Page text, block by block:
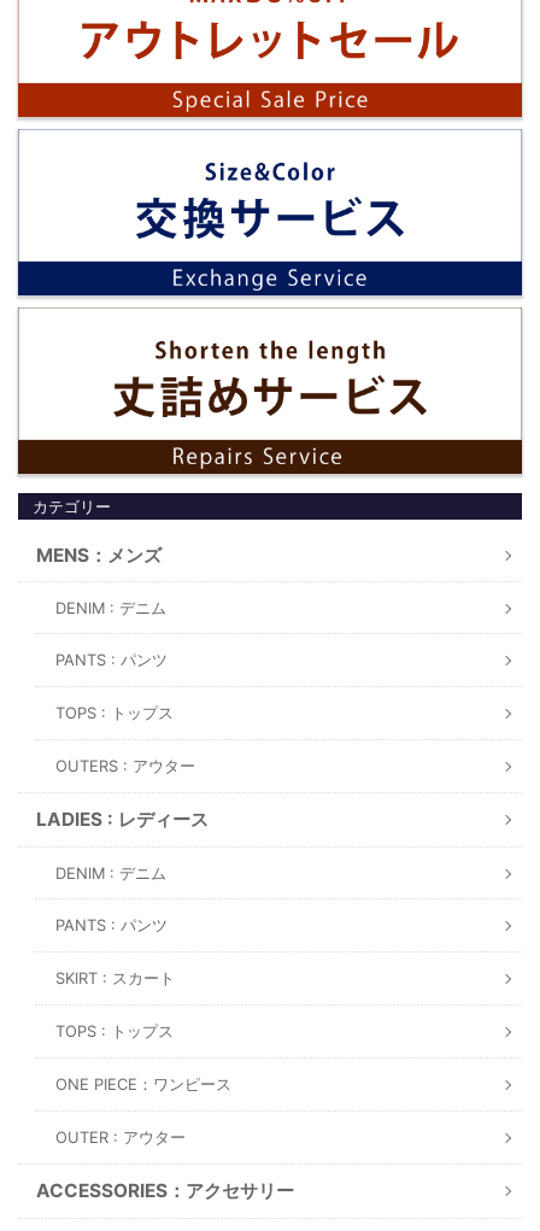
カテゴリー
MENS：メンズ
DENIM : デニム
PANTS : パンツ
TOPS : トップス
OUTERS : アウター
LADIES : レディース
DENIM : デニム
PANTS : パンツ
SKIRT : スカート
TOPS : トップス
ONE PIECE：ワンピース
OUTER : アウター
ACCESSORIES：アクセサリー